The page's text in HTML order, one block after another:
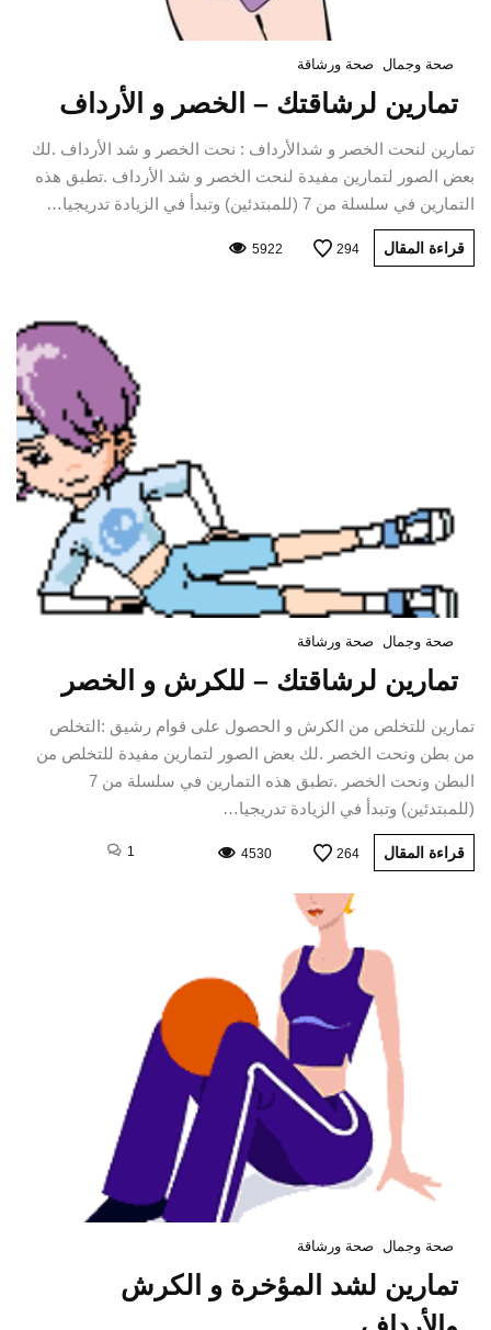
صحة وجمال صحة ورشاقة
تمارين لرشاقتك – الخصر و الأرداف
تمارين لنحت الخصر و شدالأرداف : نحت الخصر و شد الأرداف .لك
بعض الصور لتمارين مفيدة لنحت الخصر و شد الأرداف .تطبق هذه
التمارين في سلسلة من 7 (للمبتدئين) وتبدأ في الزيادة تدريجيا…
قراءة المقال 294
5922
صحة وجمال صحة ورشاقة
تمارين لرشاقتك – للكرش و الخصر
تمارين للتخلص من الكرش و الحصول على قوام رشيق :التخلص
من بطن ونحت الخصر .لك بعض الصور لتمارين مفيدة للتخلص من
البطن ونحت الخصر .تطبق هذه التمارين في سلسلة من 7
(للمبتدئين) وتبدأ في الزيادة تدريجيا…
قراءة المقال 264
4530
1
صحة وجمال صحة ورشاقة
تمارين لشد المؤخرة و الكرش